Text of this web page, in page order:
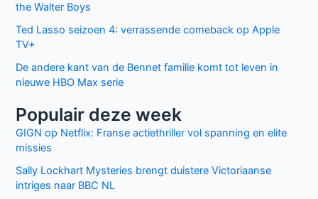
the Walter Boys
Ted Lasso seizoen 4: verrassende comeback op Apple
TV+
De andere kant van de Bennet familie komt tot leven in
nieuwe HBO Max serie
Populair deze week
GIGN op Netflix: Franse actiethriller vol spanning en elite
missies
Sally Lockhart Mysteries brengt duistere Victoriaanse
intriges naar BBC NL